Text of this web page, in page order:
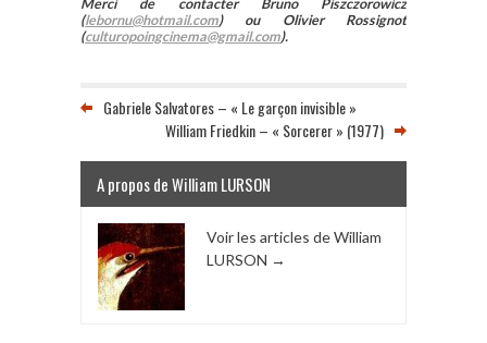
Merci de contacter Bruno Piszczorowicz
(lebornu@hotmail.com) ou Olivier Rossignot
(culturopoingcinema@gmail.com).
Gabriele Salvatores – « Le garçon invisible »
William Friedkin – « Sorcerer » (1977)
A propos de William LURSON
Voir les articles de William
LURSON →